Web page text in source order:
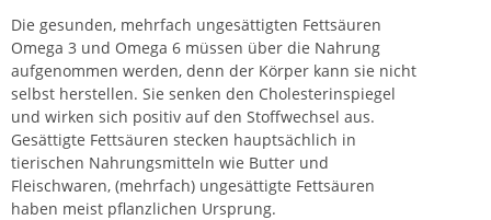
Die gesunden, mehrfach ungesättigten Fettsäuren
Omega 3 und Omega 6 müssen über die Nahrung
aufgenommen werden, denn der Körper kann sie nicht
selbst herstellen. Sie senken den Cholesterinspiegel
und wirken sich positiv auf den Stoffwechsel aus.
Gesättigte Fettsäuren stecken hauptsächlich in
tierischen Nahrungsmitteln wie Butter und
Fleischwaren, (mehrfach) ungesättigte Fettsäuren
haben meist pflanzlichen Ursprung.